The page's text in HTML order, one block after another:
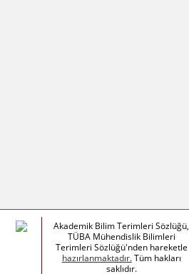
Akademik Bilim Terimleri Sözlüğü,
TÜBA Mühendislik Bilimleri
Terimleri Sözlüğü'nden hareketle
hazırlanmaktadır.Tüm hakları
saklıdır.